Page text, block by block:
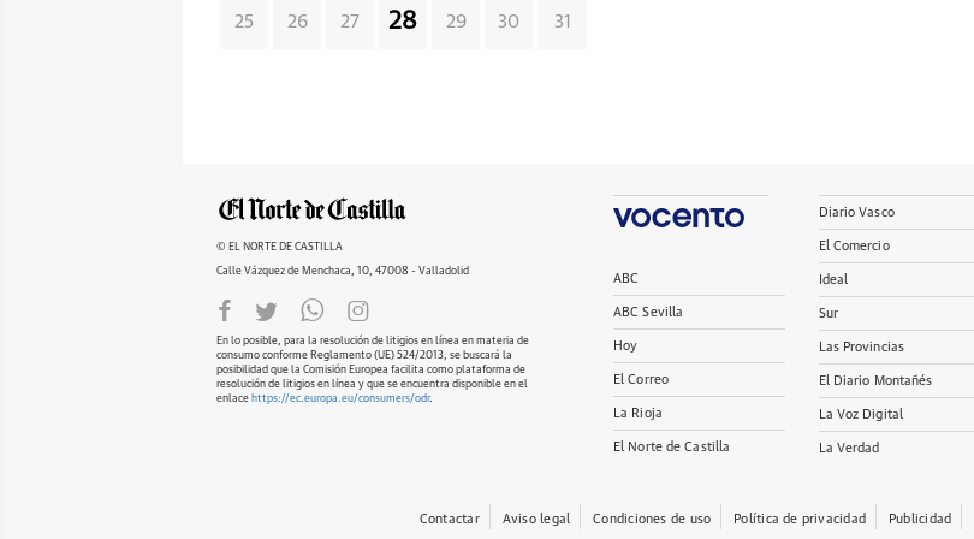
25 26 27 28 29 30 31
© EL NORTE DE CASTILLA
Calle Vázquez de Menchaca, 10, 47008 - Valladolid
En lo posible, para la resolución de litigios en línea en materia de
consumo conforme Reglamento (UE) 524/2013, se buscará la
posibilidad que la Comisión Europea facilita como plataforma de
resolución de litigios en línea y que se encuentra disponible en el
enlace https://ec.europa.eu/consumers/odr.
ABC
ABC Sevilla
Hoy
El Correo
La Rioja
El Norte de Castilla
Diario Vasco
El Comercio
Ideal
Sur
Las Provincias
El Diario Montañés
La Voz Digital
La Verdad
Contactar Aviso legal Condiciones de uso Política de privacidad Publicidad